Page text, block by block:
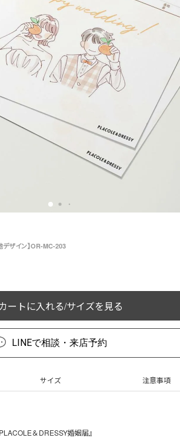
デザイン】OR-MC-203
カートに入れる/サイズを見る
LINEで相談・来店予約
サイズ 注意事項
＆DRESSY婚姻届』